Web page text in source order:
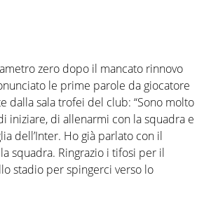
zero dopo il mancato rinnovo
le prime parole da giocatore
dalla sala trofei del club: “Sono molto
iniziare, di allenarmi con la squadra e
dell’Inter. Ho già parlato con il
squadra. Ringrazio i tifosi per il
stadio per spingerci verso lo